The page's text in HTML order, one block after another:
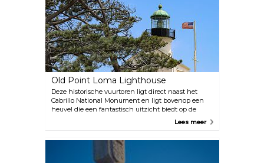
Old Point Loma Lighthouse
Deze historische vuurtoren ligt direct naast het
Cabrillo National Monument en ligt bovenop een
heuvel die een fantastisch uitzicht biedt op de
verschillende gebieden rond San Diego Bay. Het
Lees meer